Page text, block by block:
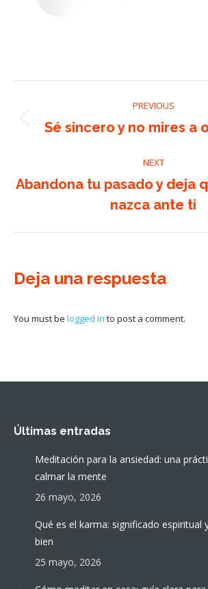
navigation
PREVIOUS
Previous
Sé sincero y no mires a
NEXT
Next
post:
Abandona tu pasado y deja
nazca ante ti
Deja una respuesta
You must be logged in to post a comment.
Últimas entradas
Meditación para la ansiedad: una
calmar la mente
26 mayo, 2026
Qué es el karma: significado espiritual
bien
25 mayo, 2026